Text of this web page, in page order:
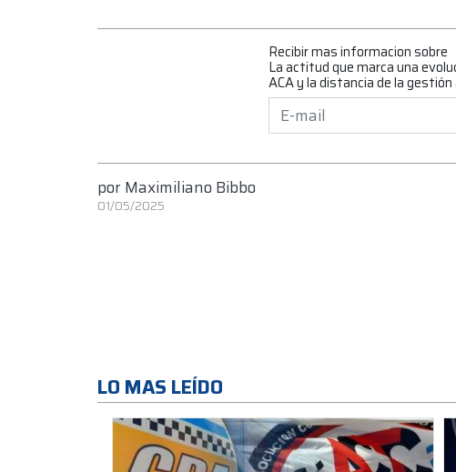
Recibir mas informacion sobre
La actitud que marca una
ACA y la distancia de la
por Maximiliano Bibbo
01/05/2025
LO MAS LEÍDO